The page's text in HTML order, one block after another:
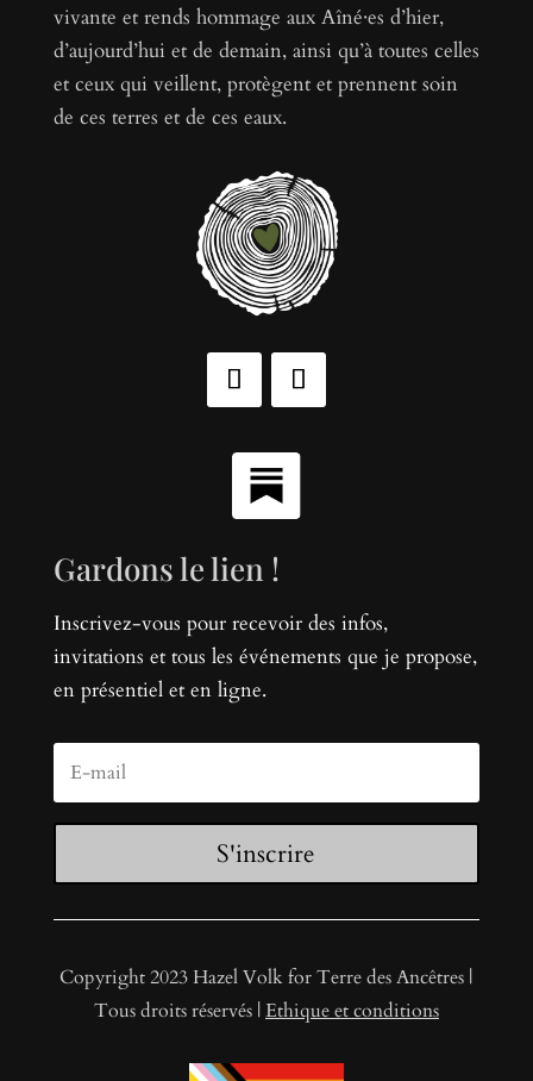
vivante et rends hommage aux Aîné·es d’hier,
d’aujourd’hui et de demain, ainsi qu’à toutes celles
et ceux qui veillent, protègent et prennent soin
de ces terres et de ces eaux.
Gardons le lien !
Inscrivez-vous pour recevoir des infos,
invitations et tous les événements que je propose,
en présentiel et en ligne.
S'inscrire
Copyright 2023 Hazel Volk for Terre des Ancêtres |
Tous droits réservés |Ethique et conditions